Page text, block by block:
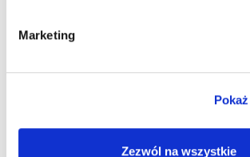
Marketing
Zezwól na wszystkie